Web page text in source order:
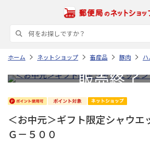
ホーム ネットショップ 畜産品 豚肉
＜お中元＞ギフト限定シャウ
Ｇ－５００